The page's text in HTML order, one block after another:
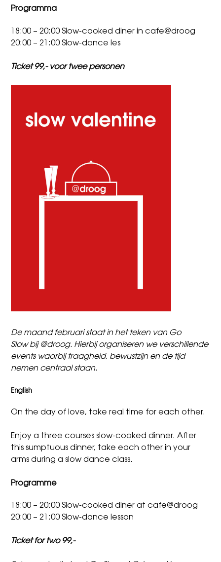
Programma
18:00 – 20:00 Slow-cooked diner in cafe@droog
20:00 – 21:00 Slow-dance les
Ticket 99,- voor twee personen
De maand februari staat in het teken van Go
Slow bij @droog. Hierbij organiseren we verschillende
events waarbij traagheid, bewustzijn en de tijd
nemen centraal staan.
English
On the day of love, take real time for each other.
Enjoy a three courses slow-cooked dinner. After
this sumptuous dinner, take each other in your
arms during a slow dance class.
Programme
18:00 – 20:00 Slow-cooked diner at cafe@droog
20:00 – 21:00 Slow-dance lesson
Ticket for two 99,-